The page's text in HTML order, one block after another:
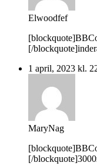
Elwoodfef
[/
1 april, 2023 kl.
MaryNag
[/